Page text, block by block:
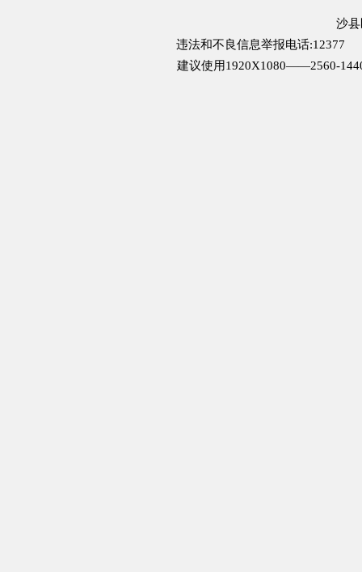
沙
违法和不良信息举报电话:12377
建议使用1920X1080——2560-